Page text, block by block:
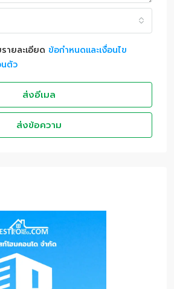
ายละเอียด ข้อกำหนดและเงื่อนไข
ตัว
ส่งอีเมล
ส่งข้อความ